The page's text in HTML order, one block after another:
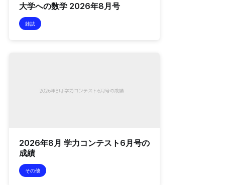
大学への数学 2026年8月号
雑誌
2026年8月 学力コンテスト6月号の
成績
その他